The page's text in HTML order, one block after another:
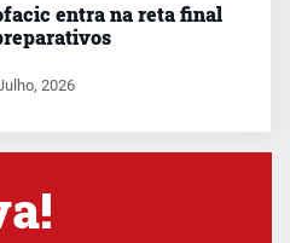
entra na reta final
2026